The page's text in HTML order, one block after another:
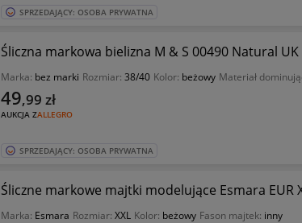
SPRZEDAJĄCY: OSOBA PRYWATNA
Śliczna markowa bielizna M & S 00490 Natural UK
Marka: bez marki Rozmiar: 38/40 Kolor: beżowy Materiał
AUKCJA ZALLEGRO
49,99 zł
SPRZEDAJĄCY: OSOBA PRYWATNA
Śliczne markowe majtki modelujące Esmara EUR
Marka: Esmara Rozmiar: XXL Kolor: beżowy Fason majtek: inny